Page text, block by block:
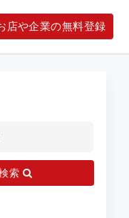
店や企業の無料登録
索